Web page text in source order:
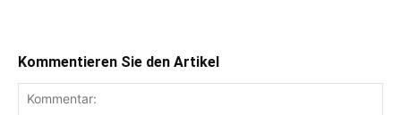
Kommentieren Sie den Artikel